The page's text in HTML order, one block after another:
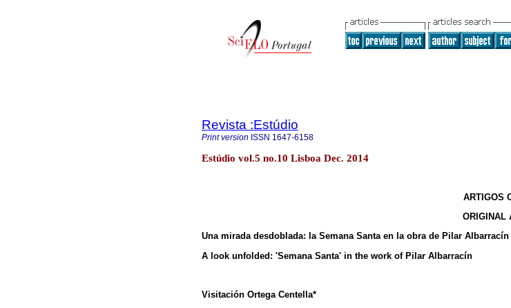
Revista :Estúdio
Print version ISSN 1647-6158
Estúdio vol.5 no.10 Lisboa Dec. 2014
ARTIGOS
ORIGINAL
Una mirada desdoblada: la Semana Santa en la obra de Pilar Albarracín
A look unfolded: 'Semana Santa' in the work of Pilar Albarracín
Visitación Ortega Centella*